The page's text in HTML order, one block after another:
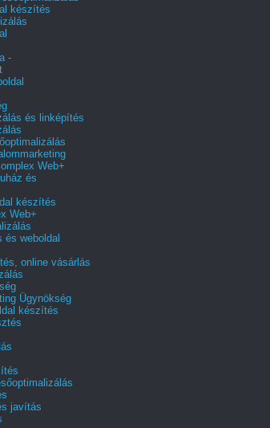
készítés
-
és linképítés
Web+
és
készítés
Web+
és weboldal
online vásárlás
Ügynökség
készítés
javítás